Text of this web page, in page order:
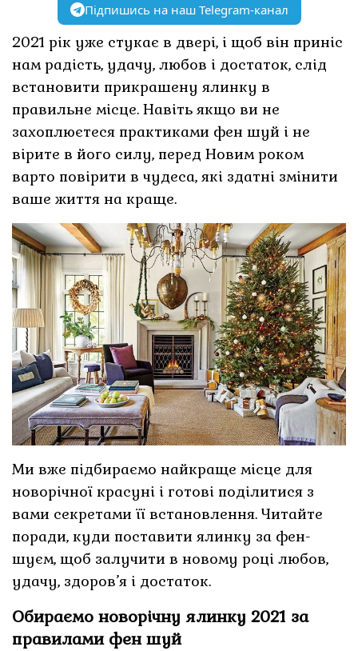
Підпишись на наш Telegram-канал
2021 рік уже стукає в двері, і щоб він приніс
нам радість, удачу, любов і достаток, слід
встановити прикрашену ялинку в
правильне місце. Навіть якщо ви не
захоплюєтеся практиками фен шуй і не
вірите в його силу, перед Новим роком
варто повірити в чудеса, які здатні змінити
ваше життя на краще.
Ми вже підбираємо найкраще місце для
новорічної красуні і готові поділитися з
вами секретами її встановлення. Читайте
поради, куди поставити ялинку за фен-
шуєм, щоб залучити в новому році любов,
удачу, здоров’я і достаток.
Обираємо новорічну ялинку 2021 за
правилами фен шуй